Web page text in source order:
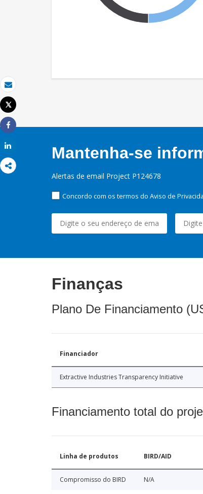
Email
Imprimir
Tweet
Share
Mantenha-se
Alertas de email Project P124678
Concordo com os termos do Aviso de
Finanças
Plano De Financiamento
Financiador
Extractive Industries Transparency Initiative
Financiamento total do
Linha de produtos BIRD/AID
Compromisso do BIRD N/A